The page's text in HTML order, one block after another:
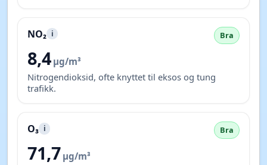
NO₂ i Bra
8,4 µg/m³
Nitrogendioksid, ofte knyttet til eksos og tung
trafikk.
O₃ i Bra
71,7 µg/m³